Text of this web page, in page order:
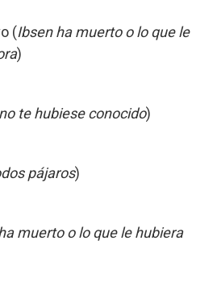
(Ibsen ha muerto o lo que le
)
te hubiese conocido)
pájaros)
muerto o lo que le hubiera